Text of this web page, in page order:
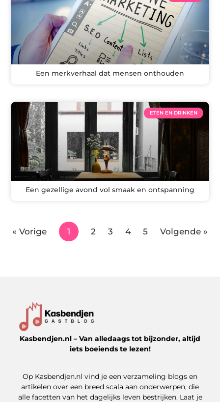
Een merkverhaal dat mensen onthouden
ETEN EN DRINKEN
Een gezellige avond vol smaak en ontspanning
« Vorige 1 2 3 4 5 Volgende »
Kasbendjen.nl – Van alledaags tot bijzonder, altijd
iets boeiends te lezen!
Op Kasbendjen.nl vind je een verzameling blogs en
artikelen over een breed scala aan onderwerpen, die
alle facetten van het dagelijks leven bestrijken. Laat je